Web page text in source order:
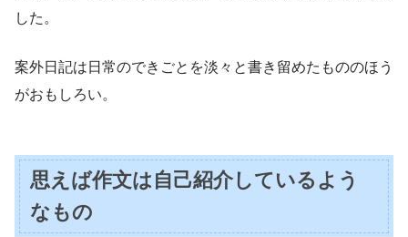
した。
案外日記は日常のできごとを淡々と書き留めたもののほう
がおもしろい。
思えば作文は自己紹介しているよう
なもの